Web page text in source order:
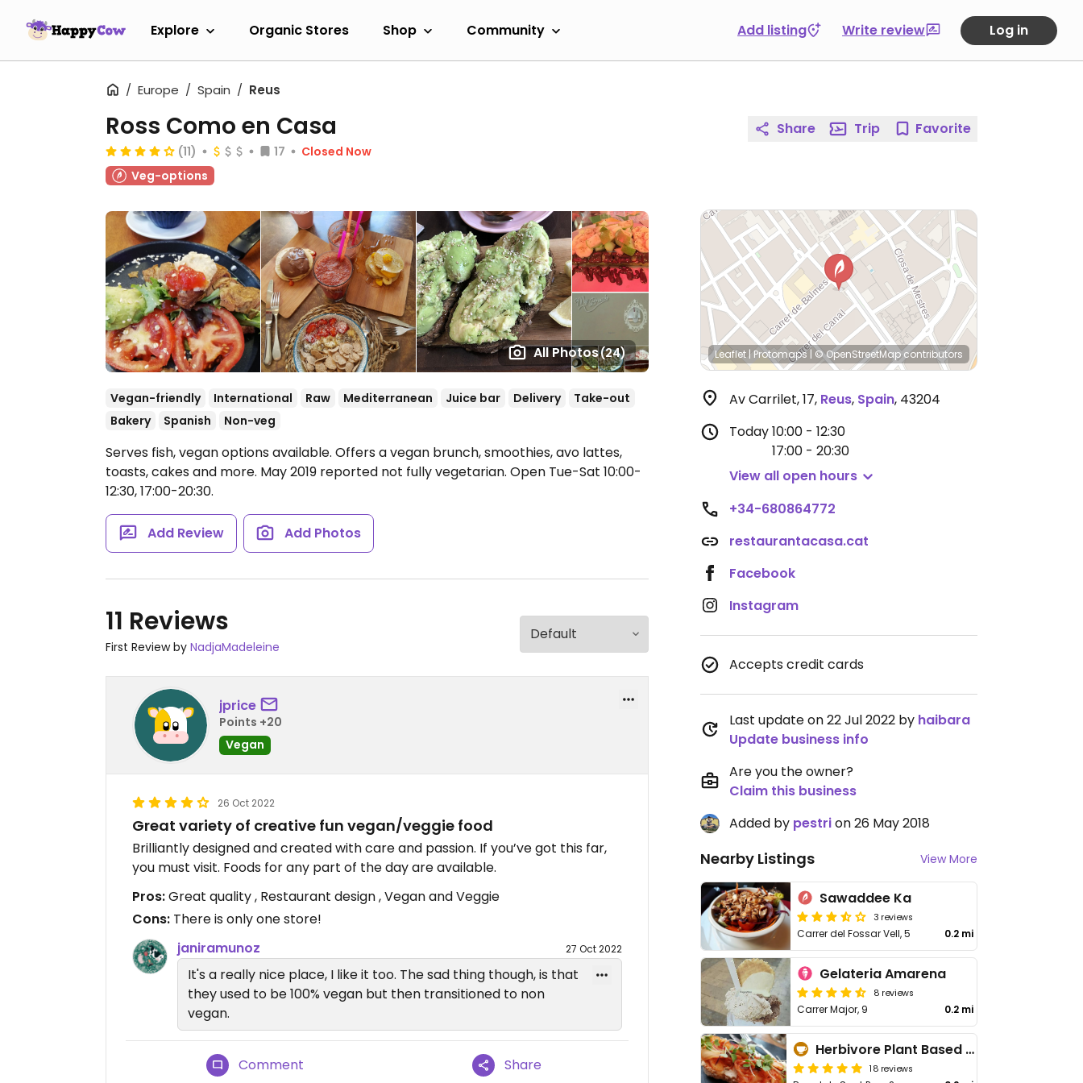
Explore Organic Stores Shop Community Add listing Write review Log in
Europe Spain Reus
All Photos(24)
Ross Como en Casa
(11) 17
Closed Now
Veg-options
Vegan-friendly International Raw Mediterranean Juice bar Delivery
Take-out
Bakery
Spanish Non-veg
Serves fish, vegan options available. Offers a vegan brunch, smoothies, avo lattes,
toasts, cakes and more. May 2019 reported not fully vegetarian. Open Tue-Sat 10:00-
12:30, 17:00-20:30.
Add Review Add Photos
11 Reviews
First Review by NadjaMadeleine
jprice
Points +20
Vegan
26 Oct 2022
Great variety of creative fun vegan/veggie food
Brilliantly designed and created with care and passion. If you’ve got this far,
you must visit. Foods for any part of the day are available.
Pros:Great quality , Restaurant design , Vegan and Veggie
Cons: There is only one store!
janiramunoz
27 Oct 2022
It's a really nice place, I like it too. The sad thing though, is that
they used to be 100% vegan but then transitioned to non
vegan.
Comment Share
Share Trip Favorite
Leaflet | Protomaps| © OpenStreetMapcontributors
Av Carrilet, 17, Reus, Spain, 43204
Today10:00 - 12:30
17:00 - 20:30
View all open hours
+34-680864772
restaurantacasa.cat
Facebook
Instagram
Accepts credit cards
Last update on 22 Jul 2022 by haibara
Update business info
Are you the owner?
Claim this business
Added by pestrion 26 May 2018
Nearby Listings View More
Sawaddee Ka
3 reviews
Carrer del Fossar Vell, 5 0.2 mi
Gelateria Amarena
8 reviews
Carrer Major, 9 0.2 mi
Herbivore Plant Based & Fermented Food
18 reviews